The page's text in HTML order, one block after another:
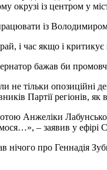
із центром у
із Володимиром
і час якщо і
бажав би
тільки опозиційні
Партії регіонів,
Анжеліки
– заявив у ефірі
нічого про Геннадія